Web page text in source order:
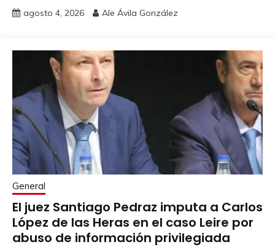
agosto 4, 2026 Ale Ávila González
General
El juez Santiago Pedraz imputa a Carlos
López de las Heras en el caso Leire por
abuso de información privilegiada